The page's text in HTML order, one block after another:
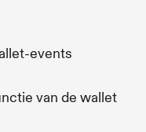
events
van de wallet